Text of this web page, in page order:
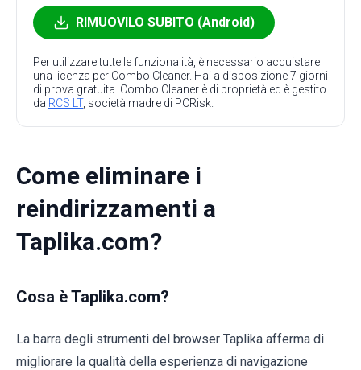
RIMUOVILO SUBITO (Android)
Per utilizzare tutte le funzionalità, è necessario acquistare
una licenza per Combo Cleaner. Hai a disposizione 7 giorni
di prova gratuita. Combo Cleaner è di proprietà ed è gestito
da RCS LT, società madre di PCRisk.
Come eliminare i
reindirizzamenti a
Taplika.com?
Cosa è Taplika.com?
La barra degli strumenti del browser Taplika afferma di
migliorare la qualità della esperienza di navigazione